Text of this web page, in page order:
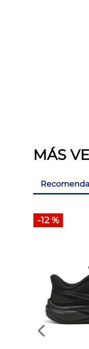
MÁS
-12 %